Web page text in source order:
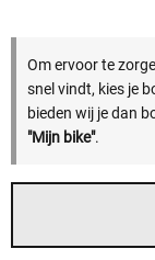
Om ervoor te
snel vindt, kies je
bieden wij je dan
"Mijn bike".